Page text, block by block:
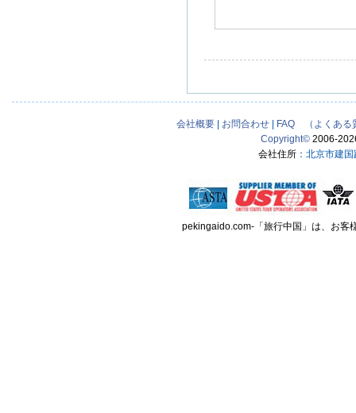
会社概要 お問合わせ
FAQ （よくある
Copyright© 2006-
会社住所：北京市建
pekingaido.com-「旅行中国」は、お客